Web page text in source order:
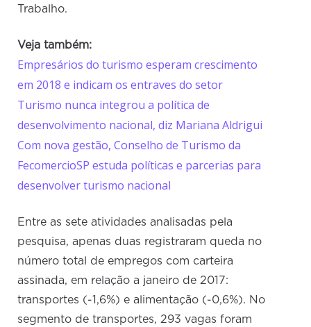
Trabalho.
Veja também:
Empresários do turismo esperam crescimento
em 2018 e indicam os entraves do setor
Turismo nunca integrou a política de
desenvolvimento nacional, diz Mariana Aldrigui
Com nova gestão, Conselho de Turismo da
FecomercioSP estuda políticas e parcerias para
desenvolver turismo nacional
Entre as sete atividades analisadas pela
pesquisa, apenas duas registraram queda no
número total de empregos com carteira
assinada, em relação a janeiro de 2017:
transportes (-1,6%) e alimentação (-0,6%). No
segmento de transportes, 293 vagas foram